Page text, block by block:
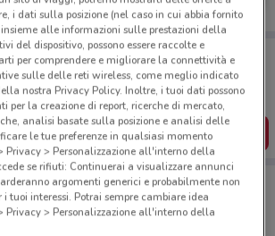
sempre con te!
le migliori offerte dei negozi vicino a te,
e creare la tua lista del risparmio, comodamente
cellulare.
SCARICA L’APP
a Torre Annunziata
i dati sulla posizione (nel caso in cui abbia fornito
alle informazioni sulle prestazioni della
del dispositivo, possono essere raccolte e
per comprendere e migliorare la connettività e
sulle delle reti wireless, come meglio indicato
nostra Privacy Policy. Inoltre, i tuoi dati possono
per la creazione di report, ricerche di mercato,
analisi basate sulla posizione e analisi delle
le tue preferenze in qualsiasi momento
Privacy > Personalizzazione all'interno della
se rifiuti: Continuerai a visualizzare annunci
argomenti generici e probabilmente non
tuoi interessi. Potrai sempre cambiare idea
Privacy > Personalizzazione all'interno della